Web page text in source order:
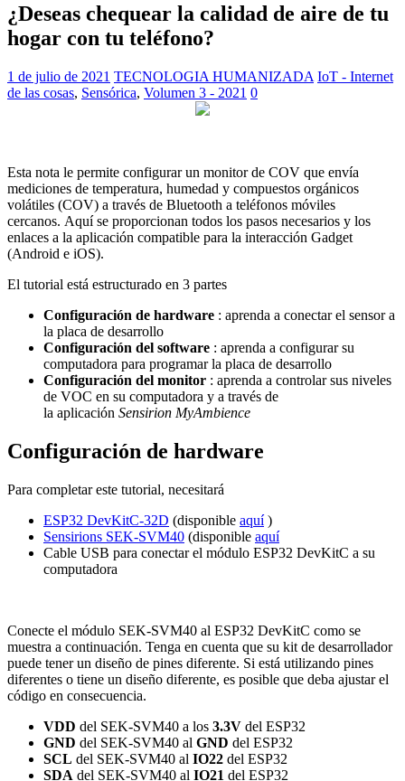
¿Deseas chequear la calidad de aire de tu
hogar con tu teléfono?
1 de julio de 2021 TECNOLOGIA HUMANIZADA IoT - Internet
de las cosas, Sensórica, Volumen 3 - 2021 0
Esta nota le permite configurar un monitor de COV que envía
mediciones de temperatura, humedad y compuestos orgánicos
volátiles (COV) a través de Bluetooth a teléfonos móviles
cercanos. Aquí se proporcionan todos los pasos necesarios y los
enlaces a la aplicación compatible para la interacción Gadget
(Android e iOS).
El tutorial está estructurado en 3 partes
Configuración de hardware : aprenda a conectar el sensor a
la placa de desarrollo
Configuración del software : aprenda a configurar su
computadora para programar la placa de desarrollo
Configuración del monitor : aprenda a controlar sus niveles
de VOC en su computadora y a través de
la aplicación Sensirion MyAmbience
Configuración de hardware
Para completar este tutorial, necesitará
ESP32 DevKitC-32D (disponible aquí)
Sensirions SEK-SVM40 (disponible aquí
Cable USB para conectar el módulo ESP32 DevKitC a su
computadora
Conecte el módulo SEK-SVM40 al ESP32 DevKitC como se
muestra a continuación. Tenga en cuenta que su kit de desarrollador
puede tener un diseño de pines diferente. Si está utilizando pines
diferentes o tiene un diseño diferente, es posible que deba ajustar el
código en consecuencia.
VDD del SEK-SVM40 a los 3.3V del ESP32
GND del SEK-SVM40 al GND del ESP32
SCL del SEK-SVM40 al IO22 del ESP32
SDA del SEK-SVM40 al IO21 del ESP32